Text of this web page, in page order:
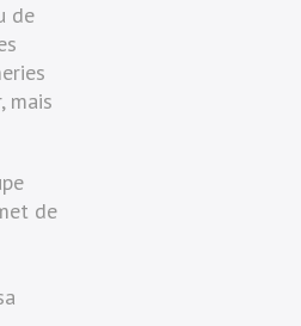
de
mais
de